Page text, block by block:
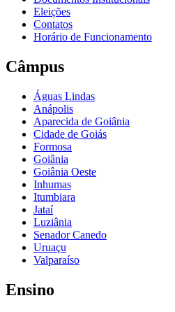
Eleições
Contatos
Horário de Funcionamento
Câmpus
Águas Lindas
Anápolis
Aparecida de Goiânia
Cidade de Goiás
Formosa
Goiânia
Goiânia Oeste
Inhumas
Itumbiara
Jataí
Luziânia
Senador Canedo
Uruaçu
Valparaíso
Ensino